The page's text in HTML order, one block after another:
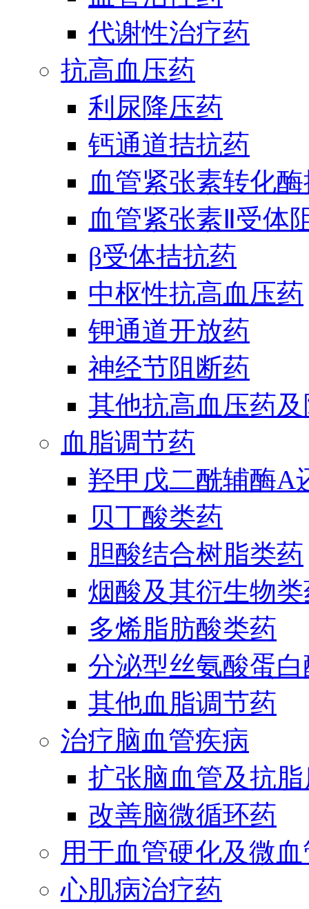
代谢性治疗药
抗高血压药
利尿降压药
钙通道拮抗药
血管紧张素转化
血管紧张素Ⅱ受体
β受体拮抗药
中枢性抗高血压药
钾通道开放药
神经节阻断药
其他抗高血压药
血脂调节药
羟甲戊二酰辅酶A
贝丁酸类药
胆酸结合树脂类药
烟酸及其衍生物
多烯脂肪酸类药
分泌型丝氨酸蛋
其他血脂调节药
治疗脑血管疾病
扩张脑血管及抗
改善脑微循环药
用于血管硬化及微
心肌病治疗药